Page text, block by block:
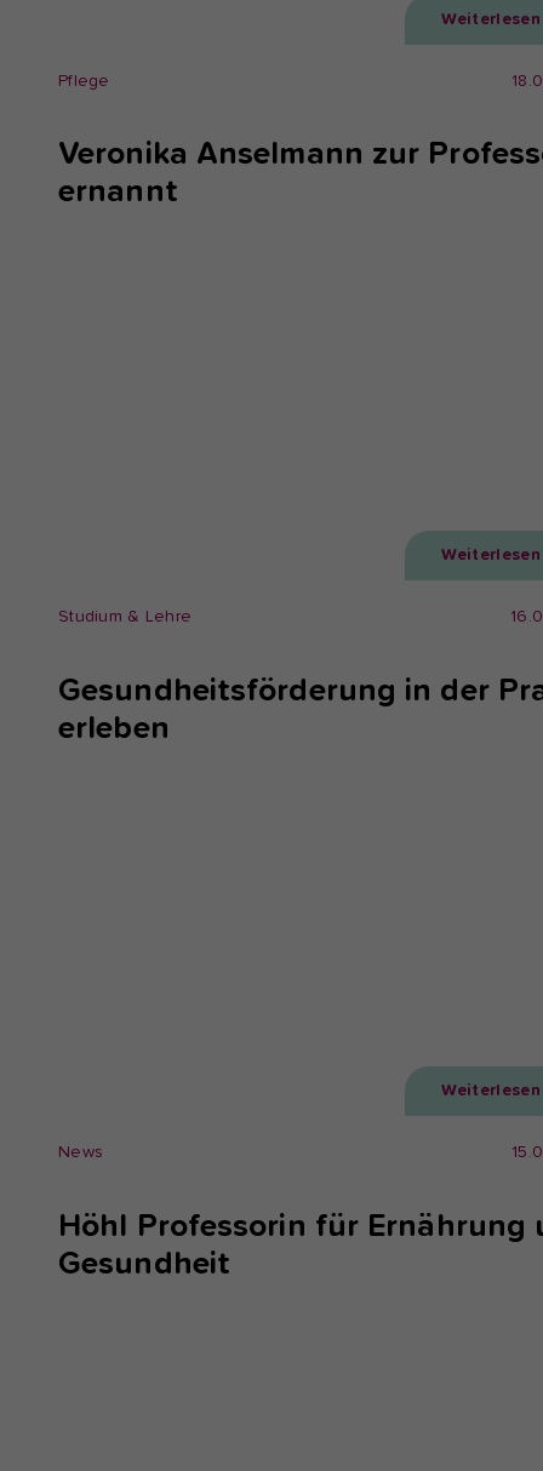
Weiterlesen
Pflege
Veronika Anselmann zur
ernannt
Weiterlesen
Studium & Lehre
Gesundheitsförderung in der
erleben
Weiterlesen
News
Höhl Professorin für Ernährung
Gesundheit